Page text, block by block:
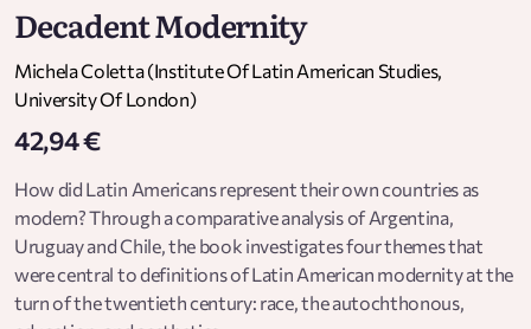
Decadent Modernity
Michela Coletta (Institute Of Latin American Studies,
University Of London)
42,94 €
How did Latin Americans represent their own countries as
modern? Through a comparative analysis of Argentina,
Uruguay and Chile, the book investigates four themes that
were central to definitions of Latin American modernity at the
turn of the twentieth century: race, the autochthonous,